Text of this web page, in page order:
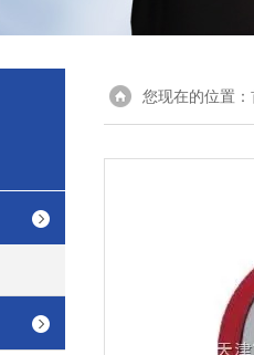
您现在的位置：